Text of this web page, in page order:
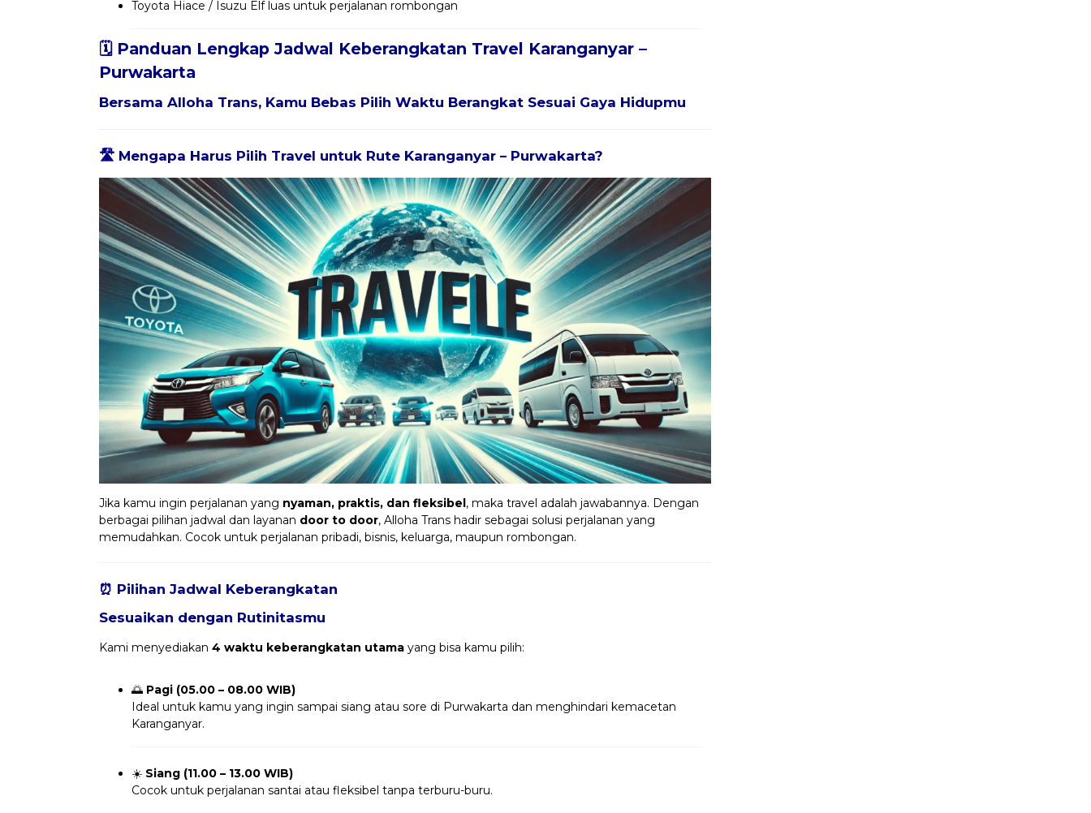
Toyota Hiace / Isuzu Elf luas untuk perjalanan rombongan
🗓️ Panduan Lengkap Jadwal Keberangkatan Travel Karanganyar –
Purwakarta
Bersama Alloha Trans, Kamu Bebas Pilih Waktu Berangkat Sesuai Gaya Hidupmu
🛣️ Mengapa Harus Pilih Travel untuk Rute Karanganyar – Purwakarta?
Jika kamu ingin perjalanan yang nyaman, praktis, dan fleksibel, maka travel adalah jawabannya. Dengan
berbagai pilihan jadwal dan layanan door to door, Alloha Trans hadir sebagai solusi perjalanan yang
memudahkan. Cocok untuk perjalanan pribadi, bisnis, keluarga, maupun rombongan.
⏰ Pilihan Jadwal Keberangkatan
Sesuaikan dengan Rutinitasmu
Kami menyediakan 4 waktu keberangkatan utama yang bisa kamu pilih:
🌅 Pagi (05.00 – 08.00 WIB)
Ideal untuk kamu yang ingin sampai siang atau sore di Purwakarta dan menghindari kemacetan
Karanganyar.
☀️ Siang (11.00 – 13.00 WIB)
Cocok untuk perjalanan santai atau fleksibel tanpa terburu-buru.